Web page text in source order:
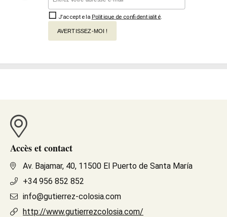
J'accepte la Politique de confidentialité
AVERTISSEZ-MOI !
Accès et contact
Av. Bajamar, 40, 11500 El Puerto de Santa María
+34 956 852 852
info@gutierrez-colosia.com
http://www.gutierrezcolosia.com/